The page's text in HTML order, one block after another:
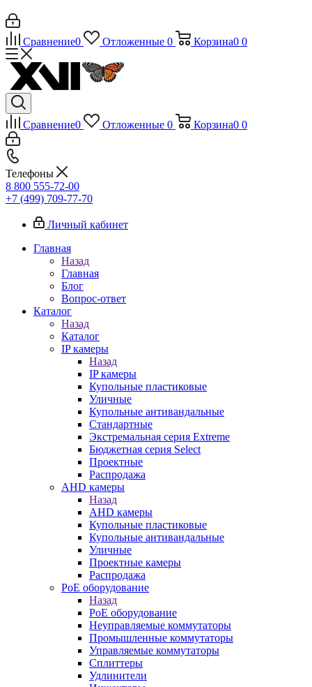
Сравнение0 Отложенные 0 Корзина0 0
Сравнение0 Отложенные 0 Корзина0 0
Телефоны
8 800 555-72-00
+7 (499) 709-77-70
Личный кабинет
Главная
Назад
Главная
Блог
Вопрос-ответ
Каталог
Назад
Каталог
IP камеры
Назад
IP камеры
Купольные пластиковые
Уличные
Купольные антивандальные
Стандартные
Экстремальная серия Extreme
Бюджетная серия Select
Проектные
Распродажа
AHD камеры
Назад
AHD камеры
Купольные пластиковые
Купольные антивандальные
Уличные
Проектные камеры
Распродажа
PoE оборудование
Назад
PoE оборудование
Неуправляемые коммутаторы
Промышленные коммутаторы
Управляемые коммутаторы
Сплиттеры
Удлинители